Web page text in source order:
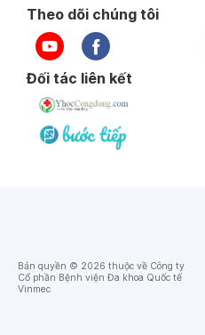
Theo dõi chúng tôi
Đối tác liên kết
Bản quyền © 2026 thuộc về Công ty
Cổ phần Bệnh viện Đa khoa Quốc tế
Vinmec